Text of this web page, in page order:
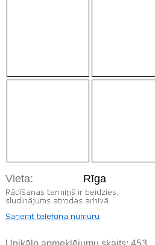
Vieta: Rīga